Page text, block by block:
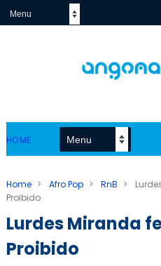
HOME
Home > Afro Pop > RnB >
Proibido
Lurdes Miranda
Proibido